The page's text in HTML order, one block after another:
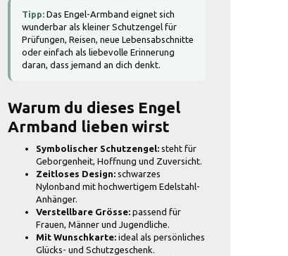
Tipp:Das Engel-Armband eignet sich
wunderbar als kleiner Schutzengel für
Prüfungen, Reisen, neue Lebensabschnitte
oder einfach als liebevolle Erinnerung
daran, dass jemand an dich denkt.
Warum du dieses Engel
Armband lieben wirst
Symbolischer Schutzengel:steht für
Geborgenheit, Hoffnung und Zuversicht.
Zeitloses Design:schwarzes
Nylonband mit hochwertigem Edelstahl-
Anhänger.
Verstellbare Grösse:passend für
Frauen, Männer und Jugendliche.
Mit Wunschkarte:ideal als persönliches
Glücks- und Schutzgeschenk.